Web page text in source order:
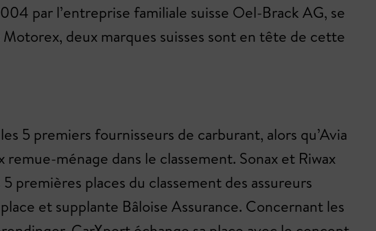
par l’entreprise familiale suisse Oel-Brack AG, se
deux marques suisses sont en tête de cette
5 premiers fournisseurs de carburant, alors qu’Avia
ménage dans le classement. Sonax et Riwax
premières places du classement des assureurs
et supplante Bâloise Assurance. Concernant les